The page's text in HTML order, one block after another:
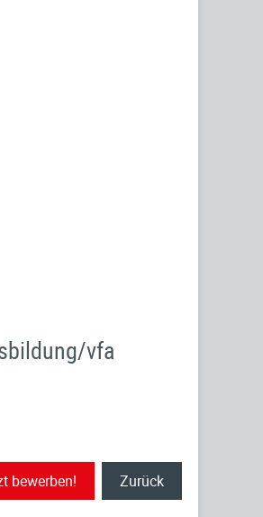
vfa
bewerben! Zurück